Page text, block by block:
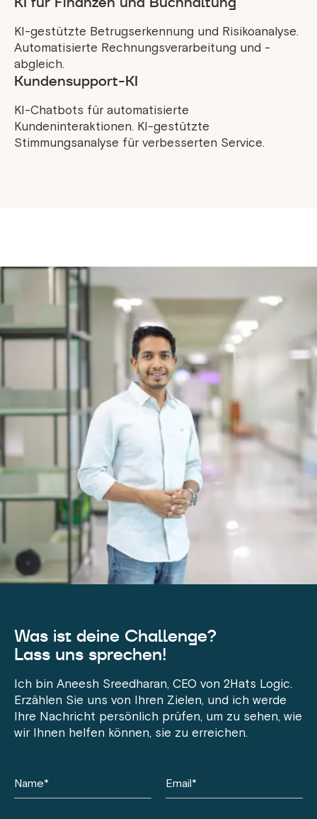
KI-gestützte Betrugserkennung und Risikoanalyse.
Automatisierte Rechnungsverarbeitung und -
abgleich.
Kundensupport-KI
KI-Chatbots für automatisierte
Kundeninteraktionen. KI-gestützte
Stimmungsanalyse für verbesserten Service.
Was ist deine Challenge?
Lass uns sprechen!
Ich bin Aneesh Sreedharan, CEO von 2Hats Logic.
Erzählen Sie uns von Ihren Zielen, und ich werde
Ihre Nachricht persönlich prüfen, um zu sehen, wie
wir Ihnen helfen können, sie zu erreichen.